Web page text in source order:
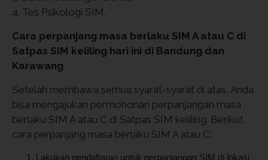
4. Tes Psikologi SIM.
Cara perpanjang masa berlaku SIM A atau C di
Satpas SIM keliling hari ini di Bandung dan
Karawang
Setelah membawa semua syarat-syarat di atas, Anda
bisa mengajukan permohonan perpanjangan masa
berlaku SIM A atau C di Satpas SIM keliling. Berikut
cara perpanjang masa berlaku SIM A atau C:
Lakukan pendaftaran untuk perpanjangan SIM di lokasi